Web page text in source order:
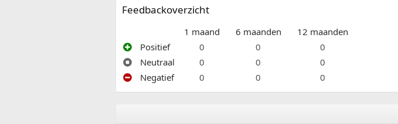
Feedbackoverzicht
1 maand 6 maanden
12 maanden
Positief
0 0
0
Neutraal
0 0
0
Negatief
0 0 0